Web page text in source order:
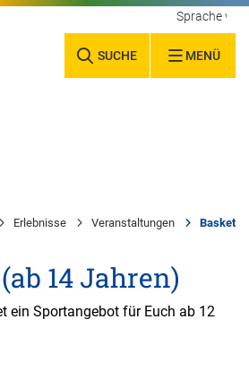
SUCHE MENÜ
Sprache
Erlebnisse Veranstaltungen
14 Jahren)
ein Sportangebot für Euch ab 12